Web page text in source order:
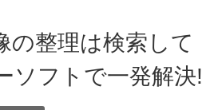
の整理は検索して
ソフトで一発解決!